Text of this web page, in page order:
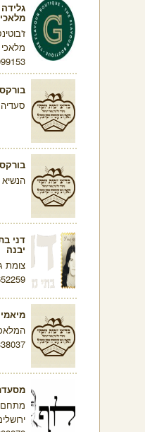
מלאכי
מלאכי
סעדיה
הנשיא 1, לוד
דני
יבנה
צומת
המלאכה 12,